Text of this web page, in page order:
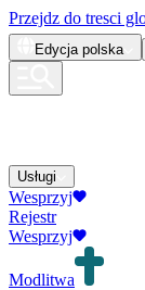
Przejdz do tresci
Edycja polska
Usługi
Wesprzyj
Rejestr
Wesprzyj
Modlitwa